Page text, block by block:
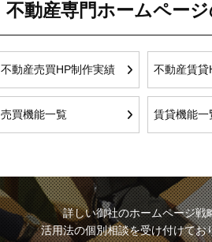
不動産専門ホームペー
不動産売買HP制作実績 不動産賃貸
売買機能一覧 賃貸機能一
詳しい御社のホームページ戦
活用法の個別相談を受け付けてお